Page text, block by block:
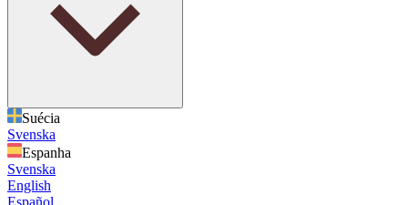
Suécia
Svenska
Espanha
Svenska
English